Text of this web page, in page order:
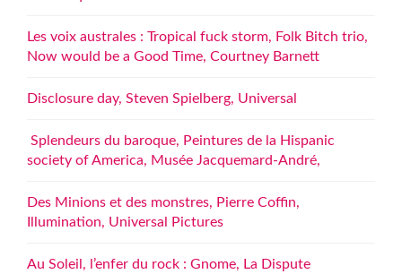
Les voix australes : Tropical fuck storm, Folk Bitch trio,
Now would be a Good Time, Courtney Barnett
Disclosure day, Steven Spielberg, Universal
Splendeurs du baroque, Peintures de la Hispanic
society of America, Musée Jacquemard-André,
Des Minions et des monstres, Pierre Coffin,
Illumination, Universal Pictures
Au Soleil, l’enfer du rock : Gnome, La Dispute